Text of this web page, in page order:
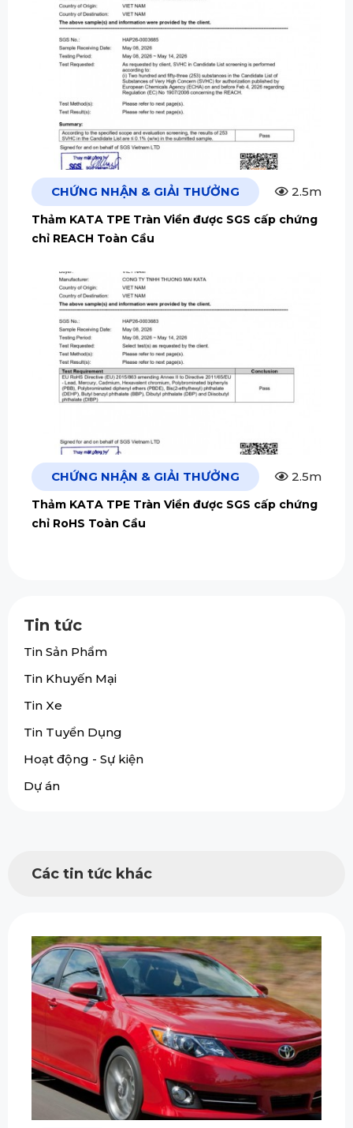
CHỨNG NHẬN & GIẢI THƯỞNG 2.5m
Thảm KATA TPE Tràn Viền được SGS cấp chứng
chỉ REACH Toàn Cầu
CHỨNG NHẬN & GIẢI THƯỞNG 2.5m
Thảm KATA TPE Tràn Viền được SGS cấp chứng
chỉ RoHS Toàn Cầu
Tin tức
Tin Sản Phẩm
Tin Khuyến Mại
Tin Xe
Tin Tuyển Dụng
Hoạt động - Sự kiện
Dự án
Các tin tức khác